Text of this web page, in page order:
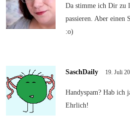
Da stimme ich Dir zu
passieren. Aber einen
:o)
SaschDaily 19. Juli
Handyspam? Hab ich
Ehrlich!